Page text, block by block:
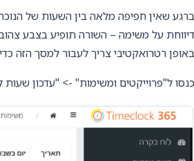
ברגע שאין חפיפה מלאה בין השעות של
דיווחת על משימה – השורה תופיע בצבע
באופן רטרואקטיבי צריך לעבור למסך הזה
כנסו ל"פרוייקטים ומשימות" -> "עדכון